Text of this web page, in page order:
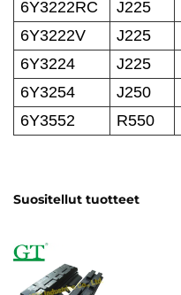
6Y3222RC J225
6Y3222V
J225
6Y3224
J225
6Y3254
J250
6Y3552
R550
Suositellut tuotteet